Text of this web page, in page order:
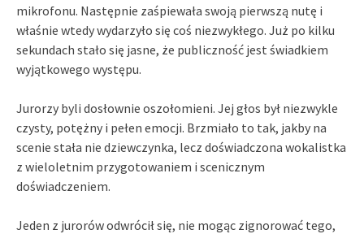
mikrofonu. Następnie zaśpiewała swoją pierwszą nutę i
właśnie wtedy wydarzyło się coś niezwykłego. Już po kilku
sekundach stało się jasne, że publiczność jest świadkiem
wyjątkowego występu.
Jurorzy byli dosłownie oszołomieni. Jej głos był niezwykle
czysty, potężny i pełen emocji. Brzmiało to tak, jakby na
scenie stała nie dziewczynka, lecz doświadczona wokalistka
z wieloletnim przygotowaniem i scenicznym
doświadczeniem.
Jeden z jurorów odwrócił się, nie mogąc zignorować tego,